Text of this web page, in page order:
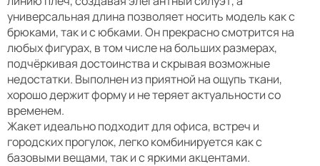
универсальная длина позволяет носить модель как с
брюками, так и с юбками. Он прекрасно смотрится на
любых фигурах, в том числе на больших размерах,
подчёркивая достоинства и скрывая возможные
недостатки. Выполнен из приятной на ощупь ткани,
хорошо держит форму и не теряет актуальности со
временем.
Жакет идеально подходит для офиса, встреч и
городских прогулок, легко комбинируется как с
базовыми вещами, так и с яркими акцентами.